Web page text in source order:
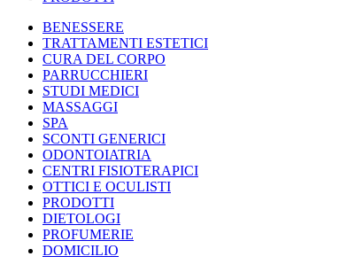
BENESSERE
TRATTAMENTI ESTETICI
CURA DEL CORPO
PARRUCCHIERI
STUDI MEDICI
MASSAGGI
SPA
SCONTI GENERICI
ODONTOIATRIA
CENTRI FISIOTERAPICI
OTTICI E OCULISTI
PRODOTTI
DIETOLOGI
PROFUMERIE
DOMICILIO